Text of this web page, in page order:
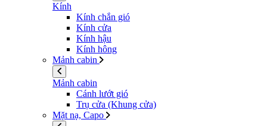
Kính
Kính chắn gió
Kính cửa
Kính hậu
Kính hông
Mảnh cabin
Mảnh cabin
Cánh lướt gió
Trụ cửa (Khung cửa)
Mặt nạ, Capo